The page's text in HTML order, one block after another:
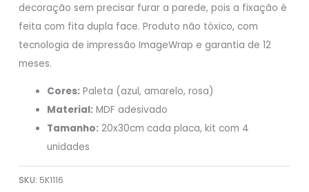
decoração sem precisar furar a parede, pois a fixação é
feita com fita dupla face. Produto não tóxico, com
tecnologia de impressão ImageWrap e garantia de 12
meses.
Cores: Paleta (azul, amarelo, rosa)
Material: MDF adesivado
Tamanho: 20x30cm cada placa, kit com 4
unidades
SKU: 5K1116